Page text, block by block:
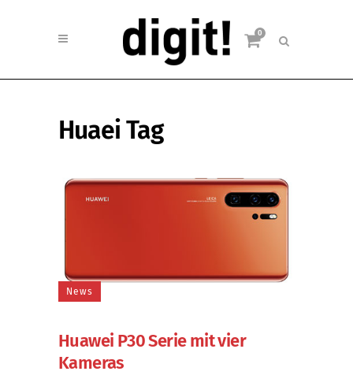
0
Huaei Tag
News
Huawei P30 Serie mit vier
Kameras